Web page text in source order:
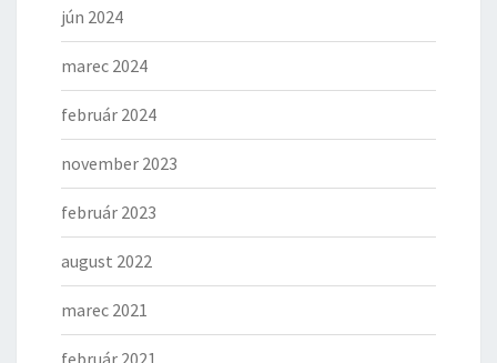
jún 2024
marec 2024
február 2024
november 2023
február 2023
august 2022
marec 2021